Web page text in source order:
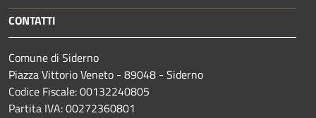
CONTATTI
Comune di Siderno
Piazza Vittorio Veneto - 89048 - Siderno
Codice Fiscale: 00132240805
Partita IVA: 00272360801